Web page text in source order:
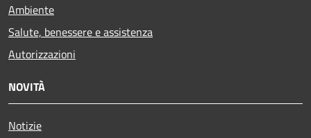
Ambiente
Salute, benessere e assistenza
Autorizzazioni
NOVITÀ
Notizie